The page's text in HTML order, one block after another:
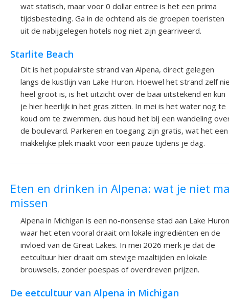
wat statisch, maar voor 0 dollar entree is het een prima
tijdsbesteding. Ga in de ochtend als de groepen toeristen
uit de nabijgelegen hotels nog niet zijn gearriveerd.
Starlite Beach
Dit is het populairste strand van Alpena, direct gelegen
langs de kustlijn van Lake Huron. Hoewel het strand zelf
heel groot is, is het uitzicht over de baai uitstekend en kun
je hier heerlijk in het gras zitten. In mei is het water nog te
koud om te zwemmen, dus houd het bij een wandeling
de boulevard. Parkeren en toegang zijn gratis, wat het een
makkelijke plek maakt voor een pauze tijdens je dag.
Eten en drinken in Alpena: wat je niet
missen
Alpena in Michigan is een no-nonsense stad aan Lake Huron
waar het eten vooral draait om lokale ingrediënten en de
invloed van de Great Lakes. In mei 2026 merk je dat de
eetcultuur hier draait om stevige maaltijden en lokale
brouwsels, zonder poespas of overdreven prijzen.
De eetcultuur van Alpena in Michigan